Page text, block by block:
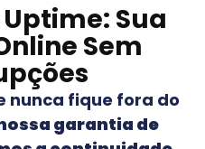
Sua
Sem
nunca fique fora do
garantia de